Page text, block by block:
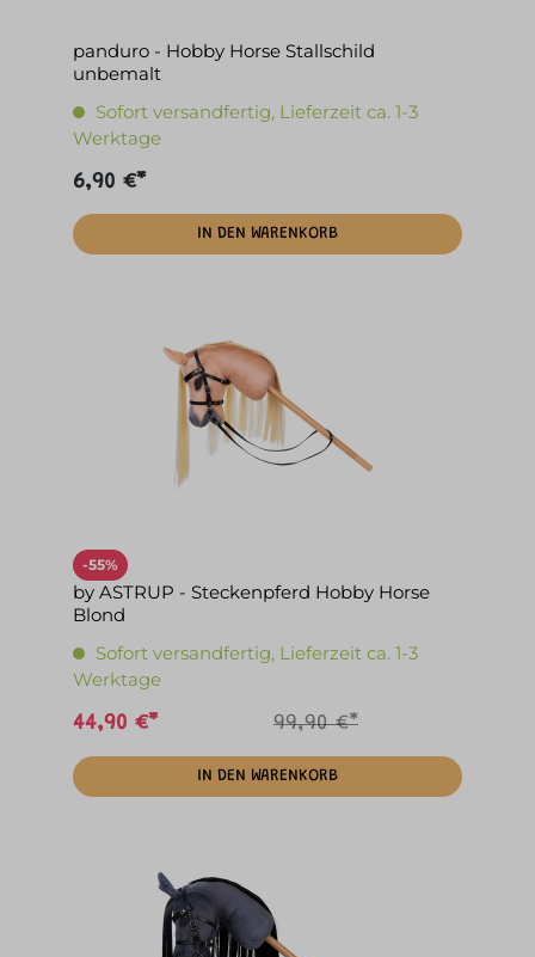
panduro - Hobby Horse Stallschild
unbemalt
Sofort versandfertig, Lieferzeit ca. 1-3
Werktage
6,90 €*
IN DEN WARENKORB
-55%
by ASTRUP - Steckenpferd Hobby Horse
Blond
Sofort versandfertig, Lieferzeit ca. 1-3
Werktage
44,90 €* 99,90 €*
IN DEN WARENKORB